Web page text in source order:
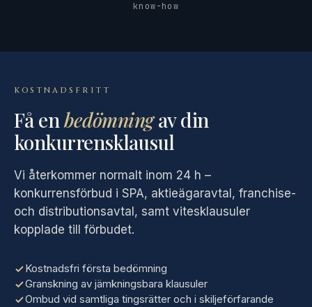
know-how
KOSTNADSFRITT
Få enbedömningav din
konkurrensklausul
Vi återkommer normalt inom 24 h –
konkurrensförbud i SPA, aktieägaravtal, franchise-
och distributionsavtal, samt vitesklausuler
kopplade till förbudet.
Kostnadsfri första bedömning
Granskning av jämkningsbara klausuler
Ombud vid samtliga tingsrätter och i skiljeförfarande